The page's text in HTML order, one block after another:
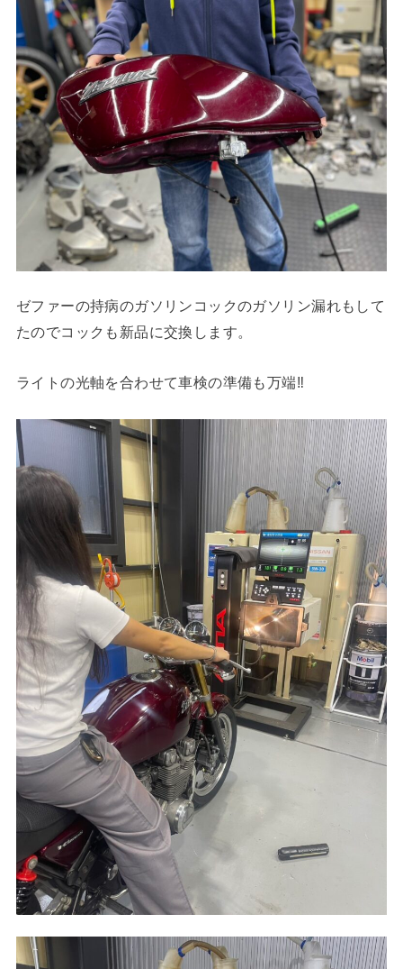
ゼファーの持病のガソリンコックのガソリン漏れもして
たのでコックも新品に交換します。
ライトの光軸を合わせて車検の準備も万端‼︎